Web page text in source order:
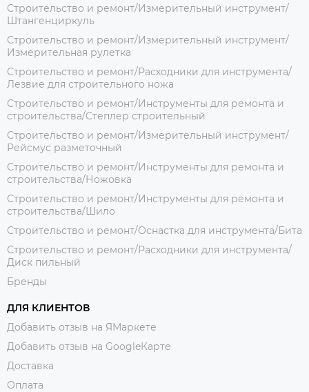
Строительство и ремонт/Измерительный инструмент/
Штангенциркуль
Строительство и ремонт/Измерительный инструмент/
Измерительная рулетка
Строительство и ремонт/Расходники для инструмента/
Лезвие для строительного ножа
Строительство и ремонт/Инструменты для ремонта и
строительства/Степлер строительный
Строительство и ремонт/Измерительный инструмент/
Рейсмус разметочный
Строительство и ремонт/Инструменты для ремонта и
строительства/Ножовка
Строительство и ремонт/Инструменты для ремонта и
строительства/Шило
Строительство и ремонт/Оснастка для инструмента/Бита
Строительство и ремонт/Расходники для инструмента/
Диск пильный
Бренды
ДЛЯ КЛИЕНТОВ
Добавить отзыв на ЯМаркете
Добавить отзыв на GoogleКарте
Доставка
Оплата